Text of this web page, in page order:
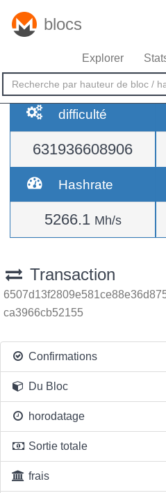
blocs
Explorer
difficulté
631936608906
Hashrate
5266.1 Mh/s
Transaction
ca3966cb52155
Confirmations
Du Bloc
horodatage
Sortie totale
frais